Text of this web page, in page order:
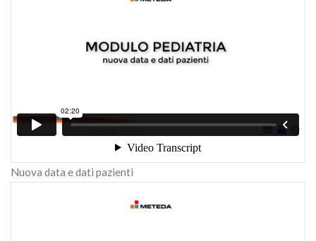
Nuova data e dati pazienti